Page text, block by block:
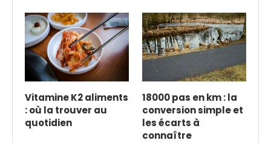
Vitamine K2 aliments
: où la trouver au
quotidien
18000 pas en km : la
conversion simple et
les écarts à
connaître